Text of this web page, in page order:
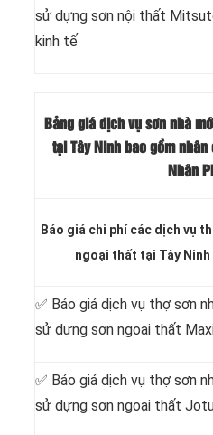
sử dựng sơn nội thất
kinh tế
Bảng giá dịch vụ sơn nhà
tại Tây Ninh bao gồm
Nhân
Báo giá chi phí các dịch vụ
ngoại thất tại Tây Ninh
✅ Báo giá dịch vụ thợ sơn
sử dựng sơn ngoại thất
✅ Báo giá dịch vụ thợ sơn
sử dựng sơn ngoại thất